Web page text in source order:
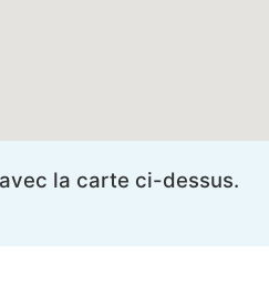
la carte ci-dessus.